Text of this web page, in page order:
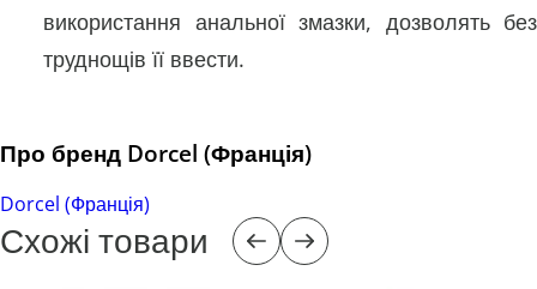
використання анальної змазки, дозволять без
труднощів її ввести.
Про бренд Dorcel (Франція)
Dorcel (Франція)
Схожі товари